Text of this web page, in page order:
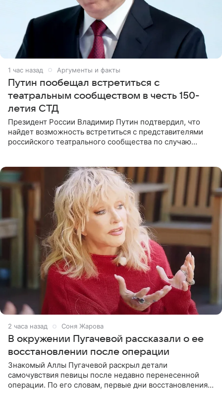
1 час назад Аргументы и факты
Путин пообещал встретиться с
театральным сообществом в честь 150-
летия СТД
Президент России Владимир Путин подтвердил, что
найдет возможность встретиться с представителями
российского театрального сообщества по случаю
2 часа назад Соня Жарова
В окружении Пугачевой рассказали о ее
восстановлении после операции
Знакомый Аллы Пугачевой раскрыл детали
самочувствия певицы после недавно перенесенной
операции. По его словам, первые дни восстановления